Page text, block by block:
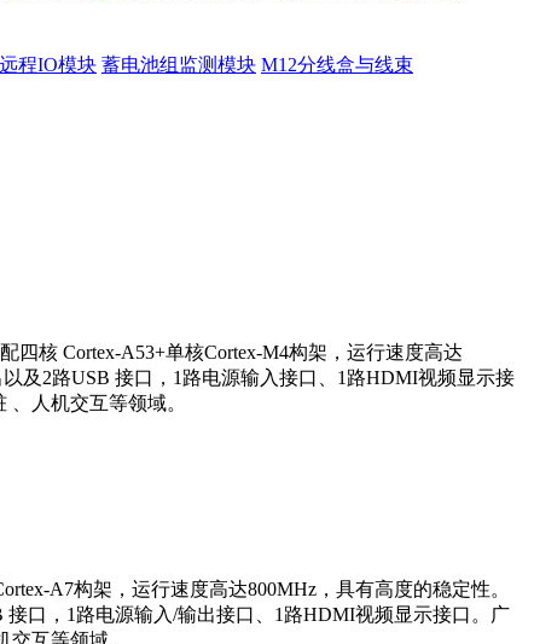
程IO模块 蓄电池组监测模块 M12分线盒与线束
核 Cortex-A53+单核Cortex-M4构架，运行速度高达
及2路USB 接口，1路电源输入接口、1路HDMI视频显示接
人机交互等领域。
A7构架，运行速度高达800MHz，具有高度的稳定性。
接口，1路电源输入/输出接口、1路HDMI视频显示接口。广